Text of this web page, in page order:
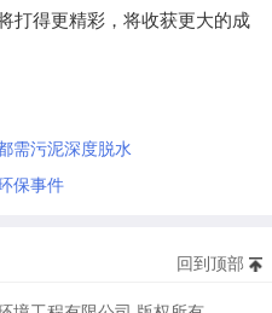
打得更精彩，将收获更大的成
需污泥深度脱水
保事件
回到顶部